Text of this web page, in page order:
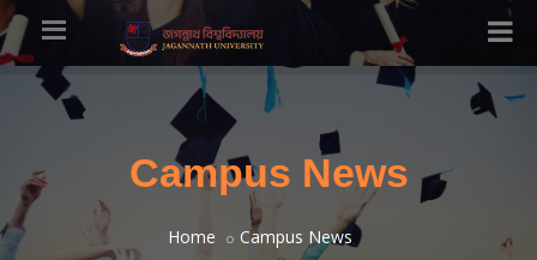
Campus News
Home Campus News